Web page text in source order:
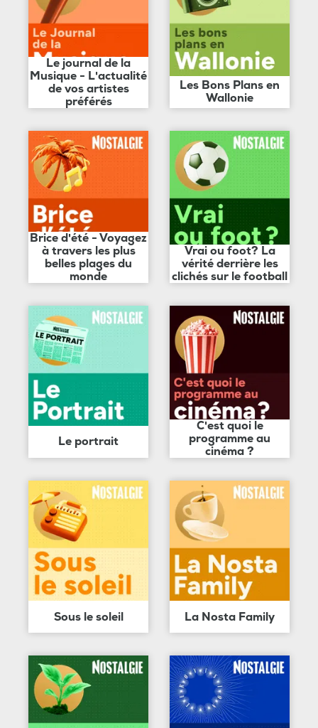
Le journal de la
Musique - L'actualité
de vos artistes
préférés
Les Bons Plans en
Wallonie
Brice d'été - Voyagez
à travers les plus
belles plages du
monde
Vrai ou foot? La
vérité derrière les
clichés sur le football
Le portrait
C'est quoi le
programme au
cinéma ?
Sous le soleil La Nosta Family